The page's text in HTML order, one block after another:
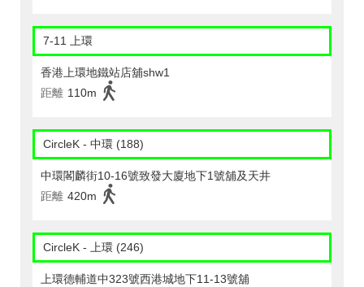
7-11 上環
香港上環地鐵站店舖shw1
距離 110m
CircleK - 中環 (188)
中環閣麟街10-16號致發大廈地下1號舖及天井
距離 420m
CircleK - 上環 (246)
上環德輔道中323號西港城地下11-13號舖